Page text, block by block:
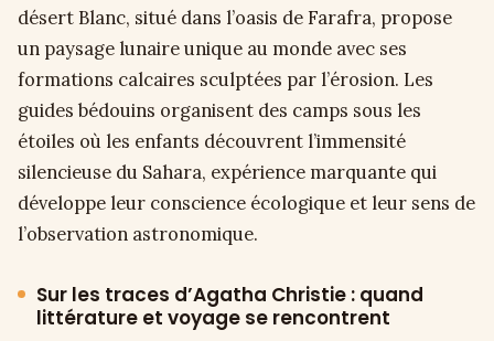
désert Blanc, situé dans l’oasis de Farafra, propose
un paysage lunaire unique au monde avec ses
formations calcaires sculptées par l’érosion. Les
guides bédouins organisent des camps sous les
étoiles où les enfants découvrent l’immensité
silencieuse du Sahara, expérience marquante qui
développe leur conscience écologique et leur sens de
l’observation astronomique.
Sur les traces d’Agatha Christie : quand
littérature et voyage se rencontrent